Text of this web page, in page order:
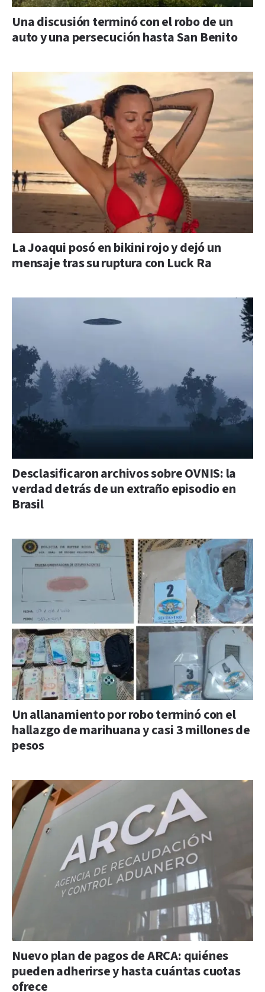
Una discusión terminó con el robo de un
auto y una persecución hasta San Benito
La Joaqui posó en bikini rojo y dejó un
mensaje tras su ruptura con Luck Ra
Desclasificaron archivos sobre OVNIS: la
verdad detrás de un extraño episodio en
Brasil
Un allanamiento por robo terminó con el
hallazgo de marihuana y casi 3 millones de
pesos
Nuevo plan de pagos de ARCA: quiénes
pueden adherirse y hasta cuántas cuotas
ofrece